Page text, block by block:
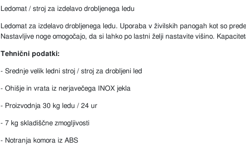
Ledomat / stroj za izdelavo drobljenega ledu
Ledomat za izdelavo drobljenega ledu. Uporaba v živilskih panogah kot so
Nastavljive noge omogočajo, da si lahko po lastni želji nastavite višino.
Tehnični podatki:
- Srednje velik ledni stroj / stroj za drobljeni led
- Ohišje in vrata iz nerjavečega INOX jekla
- Proizvodnja 30 kg ledu / 24 ur
- 7 kg skladiščne zmogljivosti
- Notranja komora iz ABS